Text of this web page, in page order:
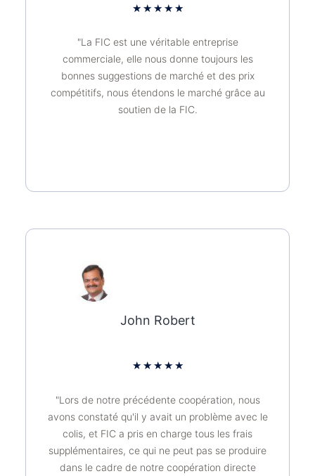
★ ★ ★ ★ ★
"La FIC est une véritable entreprise
commerciale, elle nous donne toujours les
bonnes suggestions de marché et des prix
compétitifs, nous étendons le marché grâce au
soutien de la FIC.
John Robert
★ ★ ★ ★ ★
"Lors de notre précédente coopération, nous
avons constaté qu'il y avait un problème avec le
colis, et FIC a pris en charge tous les frais
supplémentaires, ce qui ne peut pas se produire
dans le cadre de notre coopération directe